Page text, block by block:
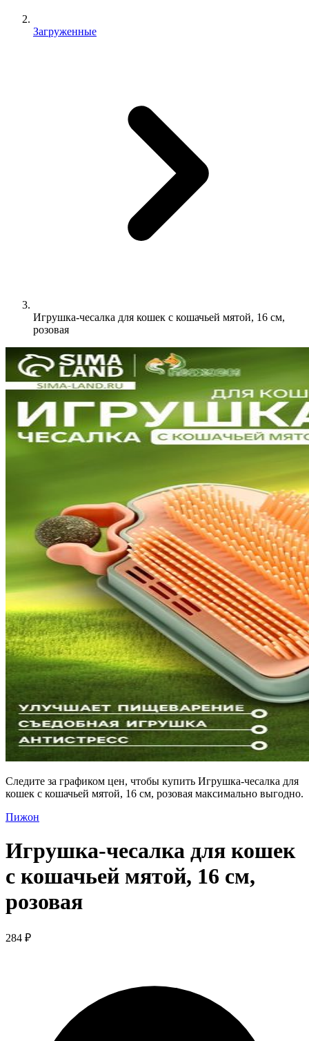
Загруженные
Игрушка-чесалка для кошек с кошачьей мятой, 16 см,
розовая
Следите за графиком цен, чтобы купить Игрушка-чесалка для
кошек с кошачьей мятой, 16 см, розовая максимально выгодно.
Пижон
Игрушка-чесалка для кошек
с кошачьей мятой, 16 см,
розовая
284 ₽